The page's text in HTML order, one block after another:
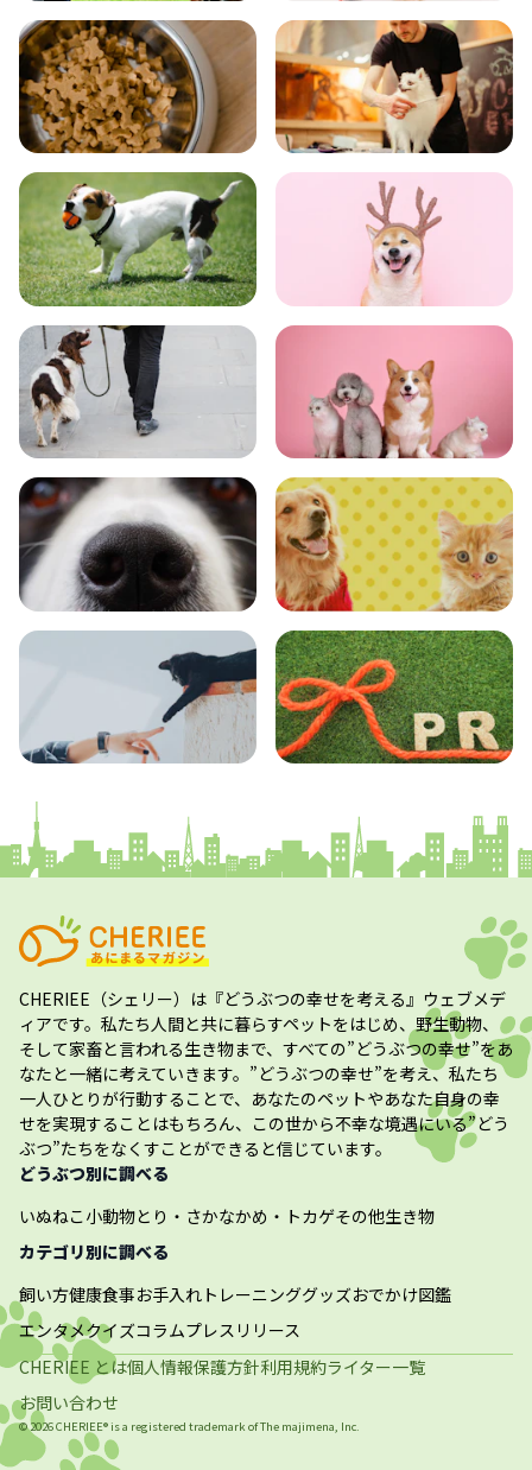
飼い方 健康
食事 お手入れ
トレーニング グッズ
おでかけ 図鑑
エンタメ クイズ
CHERIEE（シェリー） は『どうぶつの幸せを考える』ウェブメデ
ィアです。私たち人間と共に暮らすペットをはじめ、野生動物、
そして家畜と言われる生き物まで、すべての”どうぶつの幸せ”をあ
なたと一緒に考えていきます。”どうぶつの幸せ”を考え、私たち
一人ひとりが行動することで、あなたのペットやあなた自身の幸
せを実現することはもちろん、この世から不幸な境遇にいる”どう
ぶつ”たちをなくすことができると信じています。
どうぶつ別に調べる
いぬねこ小動物とり・さかなかめ・トカゲその他生き物
カテゴリ別に調べる
飼い方健康食事お手入れ トレーニンググッズおでかけ図鑑
エンタメクイズコラムプレスリリース
CHERIEE とは個人情報保護方針利用規約ライター一覧
お問い合わせ
©2026CHERIEE® is a registered trademark of The majimena, Inc.